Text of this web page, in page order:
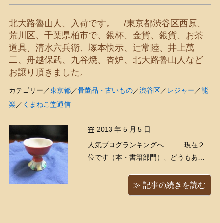
な小道具として、見る者を ...
北大路魯山人、入荷です。 /東京都渋谷区西原、
荒川区、千葉県柏市で、銀杯、金貨、銀貨、お茶
道具、清水六兵衛、塚本快示、辻常陸、井上萬
二、舟越保武、九谷焼、香炉、北大路魯山人など
お譲り頂きました。
カテゴリー／東京都／骨董品・古いもの／渋谷区／ レジャー／能
楽／ くまねこ堂通信
2013 年 5 月 5 日
人気ブログランキングへ 現在２
位です（本・書籍部門）、どうもあり
荷です。 「呉須赤絵馬上杯」 以前も買
い取りにお伺いしたことのあるリピー
≫ 記事の続きを読む